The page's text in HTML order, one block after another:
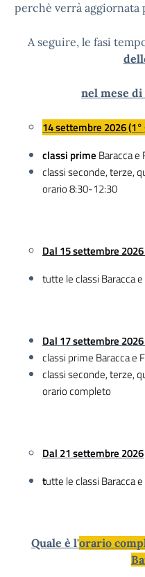
perchè verrà aggiornata
A seguire, le fasi
nel mese
14 settembre 2026
classi prime Baracca e
classi seconde, terze,
orario 8:30-12:30
Dal 15 settembre
tutte le classi Baracca
Dal 17 settembre
classi prime Baracca e
classi seconde, terze,
orario completo
Dal 21 settembre 2026
tutte le classi Baracca
Quale è l'orario